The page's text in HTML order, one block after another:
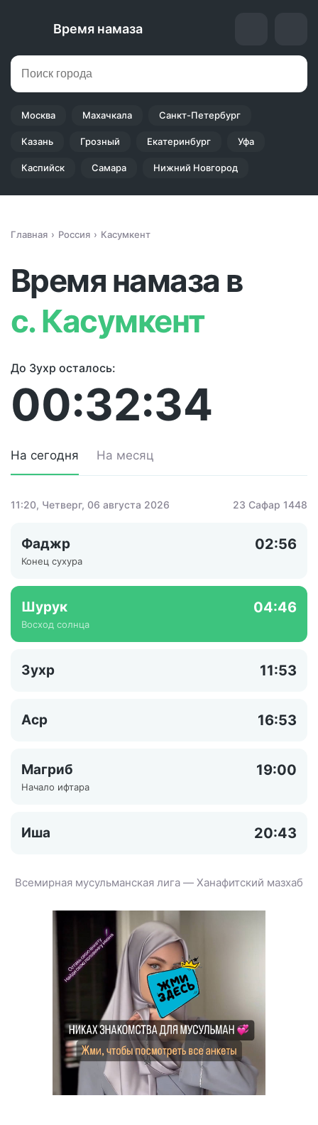
Время намаза
Москва Махачкала Санкт-Петербург
Казань Грозный Екатеринбург Уфа
Каспийск Самара Нижний Новгород
Главная Россия Касумкент
Время намаза в
с. Касумкент
До Зухр осталось:
00:32:34
На сегодня На месяц
11:20, Четверг, 06 августа 2026 23 Сафар 1448
Фаджр 02:56
Конец сухура
Шурук 04:46
Восход солнца
Зухр 11:53
Аср 16:53
Магриб 19:00
Начало ифтара
Иша 20:43
Всемирная мусульманская лига — Ханафитский мазхаб